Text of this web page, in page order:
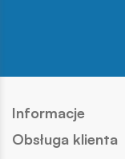
Informacje
Obsługa klienta